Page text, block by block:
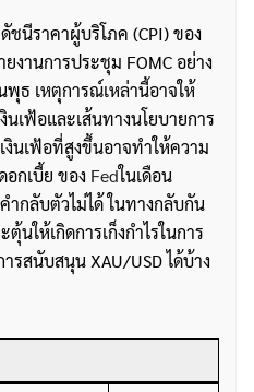
นีราคาผู้บริโภค (CPI) ของ
งานการประชุม FOMC อย่าง
ธ เหตุการณ์เหล่านี้อาจให้
นเฟ้อและเส้นทางนโยบายการ
งินเฟ้อที่สูงขึ้นอาจทำให้ความ
กเบี้ย ของ Fedในเดือน
กลับตัวไม่ได้ ในทางกลับกัน
นให้เกิดการเก็งกำไรในการ
รสนับสนุน XAU/USD ได้บ้าง